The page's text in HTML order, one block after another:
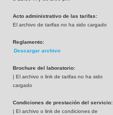
Acto administrativo de las tarifas:
El archivo de tarifas no ha sido cargado
Reglamento:
Descargar archivo
Brochure del laboratorio:
| El archivo o link de tarifas no ha sido
cargado
Condiciones de prestación del servicio:
| El archivo o link de condiciones de